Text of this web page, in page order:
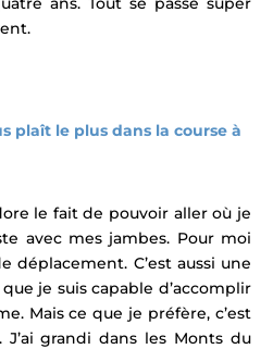
plaît le plus dans la course à
le fait de pouvoir aller où je
avec mes jambes. Pour moi
déplacement. C’est aussi une
je suis capable d’accomplir
Mais ce que je préfère, c’est
grandi dans les Monts du